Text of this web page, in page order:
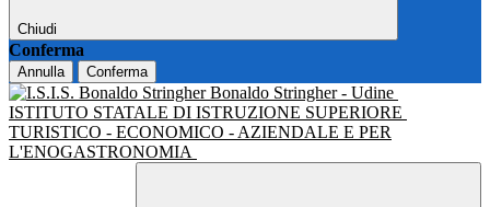
Chiudi
Conferma
Annulla Conferma
Bonaldo Stringher - Udine
ISTITUTO STATALE DI ISTRUZIONE SUPERIORE
TURISTICO - ECONOMICO - AZIENDALE E PER
L'ENOGASTRONOMIA